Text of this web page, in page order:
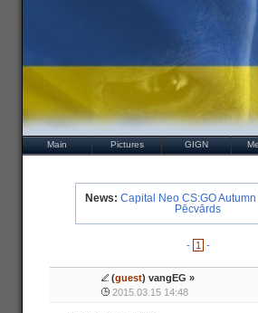
Main Pictures GIGN
News: Capital Neo CS:GO
Pēcvārds
- 1 -
(guest) vangEG »
2015.03.15 14:48